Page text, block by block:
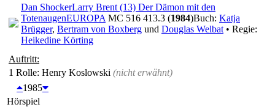
Dan ShockerLarry Brent (13) Der Dämon mit den
TotenaugenEUROPA MC 516 413.3 (1984)Buch: Katja
Brügger, Bertram von Boxberg und Douglas Welbat • Regie:
Heikedine Körting
Auftritt:
1 Rolle: Henry Koslowski (nicht erwähnt)
1985
Hörspiel